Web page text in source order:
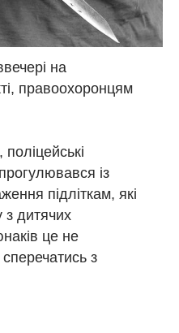
на
правоохоронцям
із
підліткам, які
з дитячих
це не
з